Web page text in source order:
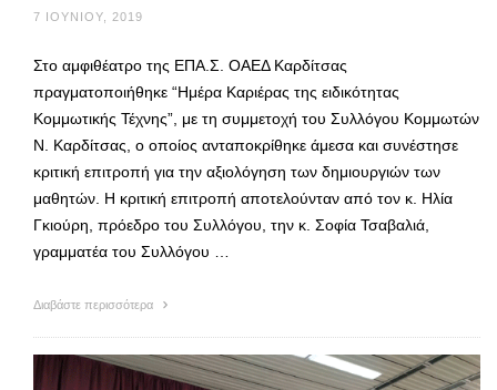
7 ΙΟΥΝΊΟΥ, 2019
Στο αμφιθέατρο της ΕΠΑ.Σ. ΟΑΕΔ Καρδίτσας
πραγματοποιήθηκε “Ημέρα Καριέρας της ειδικότητας
Κομμωτικής Τέχνης”, με τη συμμετοχή του Συλλόγου Κομμωτών
Ν. Καρδίτσας, ο οποίος ανταποκρίθηκε άμεσα και συνέστησε
κριτική επιτροπή για την αξιολόγηση των δημιουργιών των
μαθητών. Η κριτική επιτροπή αποτελούνταν από τον κ. Ηλία
Γκιούρη, πρόεδρο του Συλλόγου, την κ. Σοφία Τσαβαλιά,
γραμματέα του Συλλόγου …
Διαβάστε περισσότερα